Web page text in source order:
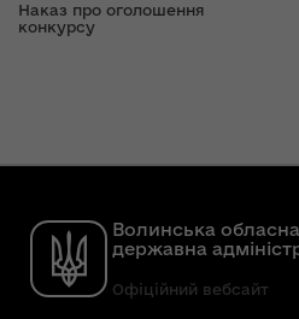
Наказ про оголошення
конкурсу
Волинська обласна
державна
Офіційний вебсайт